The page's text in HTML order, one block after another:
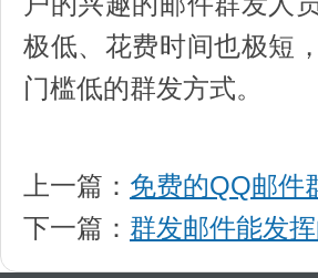
极低、花费时间也极短
门槛低的群发方式。
上一篇： 免费的QQ邮件
下一篇： 群发邮件能发